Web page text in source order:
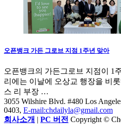
오픈뱅크 가든 그로브 지점 1주년 맞아
오픈뱅크의 가든그로브 지점이 1
리에는 이날에 오상교 행장을 비
스 리 부장 …
3055 Wilshire Blvd. #480 Los
0403, E-mail:chdailyla@gmail.com
회사소개 | PC 버전 Copyright ©